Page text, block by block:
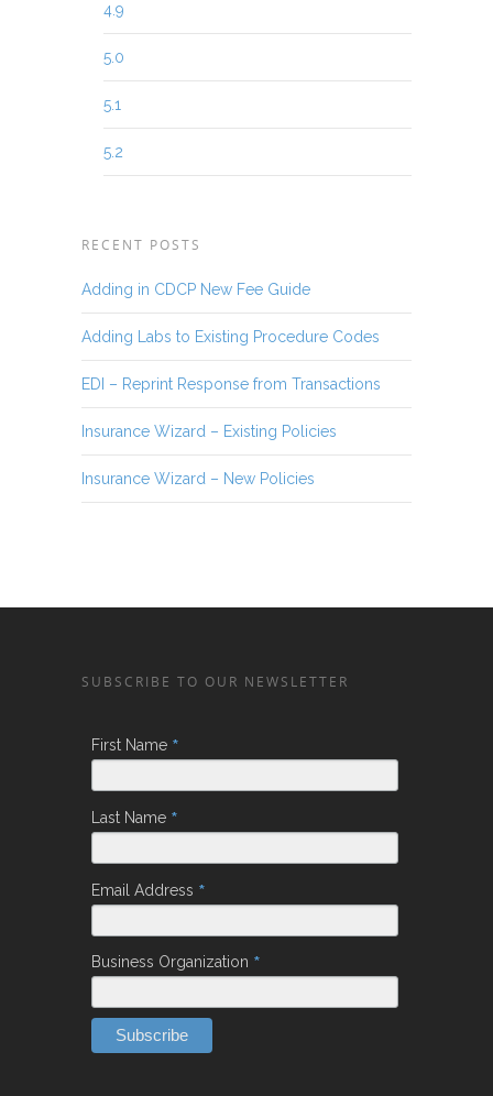
4.9
5.0
5.1
5.2
RECENT POSTS
Adding in CDCP New Fee Guide
Adding Labs to Existing Procedure Codes
EDI – Reprint Response from Transactions
Insurance Wizard – Existing Policies
Insurance Wizard – New Policies
SUBSCRIBE TO OUR NEWSLETTER
First Name *
Last Name *
Email Address *
Business Organization *